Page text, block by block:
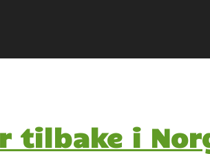
tilbake i